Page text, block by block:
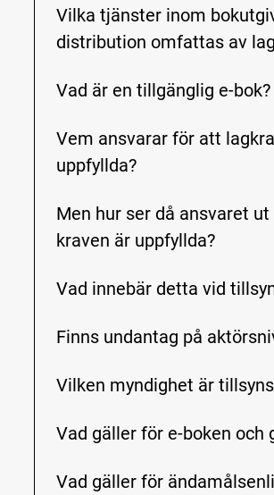
Vilka tjänster inom
distribution omfattas av
Vad är en tillgänglig e-bok?
Vem ansvarar för att
uppfyllda?
Men hur ser då ansvaret
kraven är uppfyllda?
Vad innebär detta vid
Finns undantag på
Vilken myndighet är
Vad gäller för e-boken och
Vad gäller för